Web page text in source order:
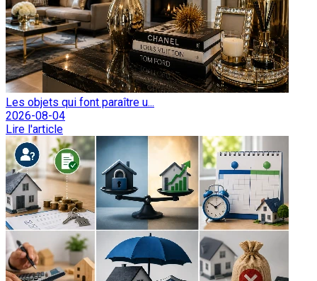
Les objets qui font paraître u...
2026-08-04
Lire l'article